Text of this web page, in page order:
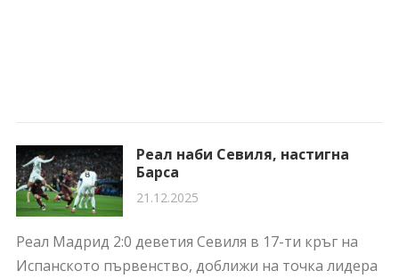
Реал наби Севиля, настигна
Барса
21.12.2025
Реал Мадрид 2:0 деветия Севиля в 17-ти кръг на
Испанското първенство, доближи на точка лидера